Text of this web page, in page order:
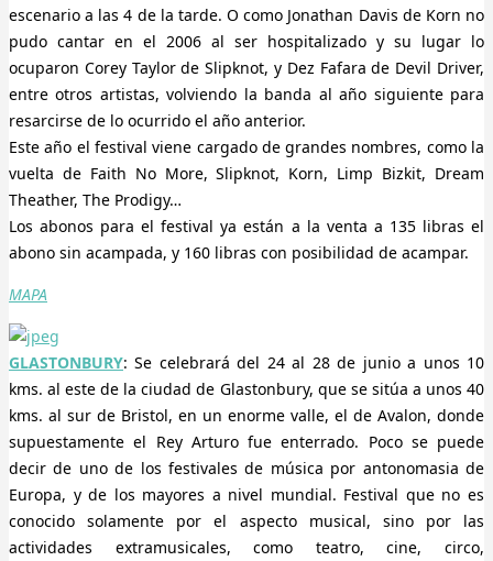
escenario a las 4 de la tarde. O como Jonathan Davis de Korn no
pudo cantar en el 2006 al ser hospitalizado y su lugar lo
ocuparon Corey Taylor de Slipknot, y Dez Fafara de Devil Driver,
entre otros artistas, volviendo la banda al año siguiente para
resarcirse de lo ocurrido el año anterior.
Este año el festival viene cargado de grandes nombres, como la
vuelta de Faith No More, Slipknot, Korn, Limp Bizkit, Dream
Theather, The Prodigy…
Los abonos para el festival ya están a la venta a 135 libras el
abono sin acampada, y 160 libras con posibilidad de acampar.
MAPA
GLASTONBURY: Se celebrará del 24 al 28 de junio a unos 10
kms. al este de la ciudad de Glastonbury, que se sitúa a unos 40
kms. al sur de Bristol, en un enorme valle, el de Avalon, donde
supuestamente el Rey Arturo fue enterrado. Poco se puede
decir de uno de los festivales de música por antonomasia de
Europa, y de los mayores a nivel mundial. Festival que no es
conocido solamente por el aspecto musical, sino por las
actividades extramusicales, como teatro, cine, circo,